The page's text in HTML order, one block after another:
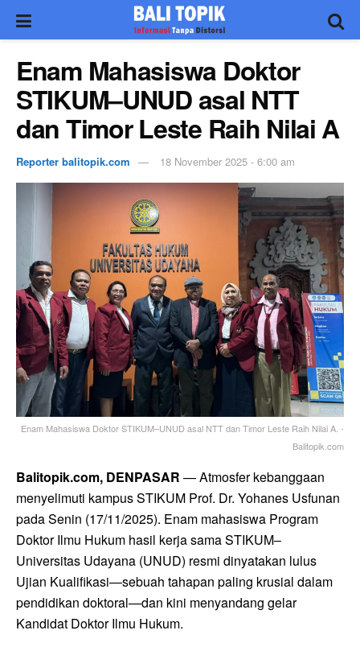
Enam Mahasiswa Doktor
STIKUM–UNUD asal NTT
dan Timor Leste Raih Nilai A
Reporter balitopik.com 18 November 2025 - 6:00 am
Enam Mahasiswa Doktor STIKUM–UNUD asal NTT dan Timor Leste Raih Nilai A. -
Balitopik.com
Balitopik.com, DENPASAR — Atmosfer kebanggaan
menyelimuti kampus STIKUM Prof. Dr. Yohanes Usfunan
pada Senin (17/11/2025). Enam mahasiswa Program
Doktor Ilmu Hukum hasil kerja sama STIKUM–
Universitas Udayana (UNUD) resmi dinyatakan lulus
Ujian Kualifikasi—sebuah tahapan paling krusial dalam
pendidikan doktoral—dan kini menyandang gelar
Kandidat Doktor Ilmu Hukum.